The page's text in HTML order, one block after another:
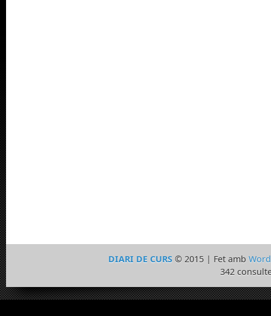
DIARI DE CURS © 2015 | Fet amb
342